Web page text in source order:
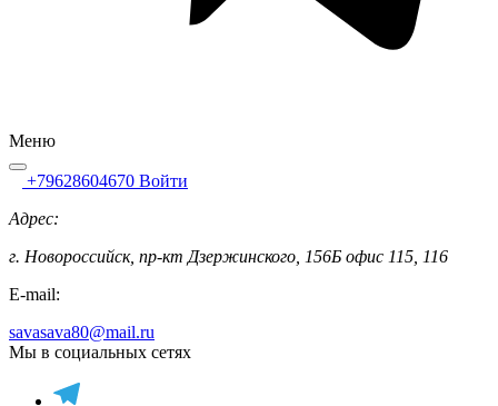
Меню
+79628604670 Войти
Адрес:
г. Новороссийск, пр-кт Дзержинского, 156Б офис 115, 116
E-mail:
savasava80@mail.ru
Мы в социальных сетях